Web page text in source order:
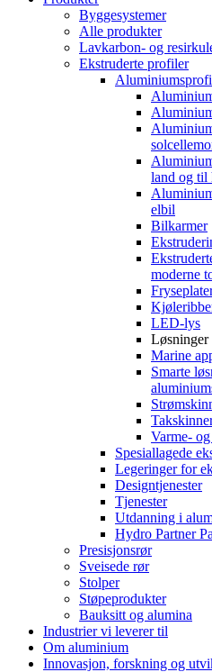
Byggesystemer
Alle produkter
Lavkarbon- og
Ekstruderte profiler
land og til
elbil
Bilkarmer
moderne
LED-lys
Løsninger
Marine
Smarte
Varme-
Spesiallagede
Legeringer for
Designtjenester
Tjenester
Utdanning i
Hydro Partner
Presisjonsrør
Sveisede rør
Stolper
Støpeprodukter
Bauksitt og alumina
Industrier vi leverer til
Om aluminium
Innovasjon, forskning og